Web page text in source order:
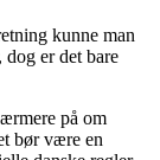
kunne man
er det bare
på om
bør være en